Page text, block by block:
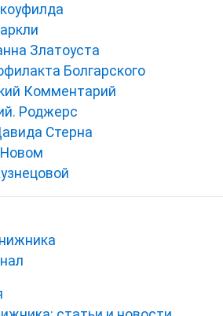
Златоуста
Болгарского
Комментарий
Роджерс
Стерна